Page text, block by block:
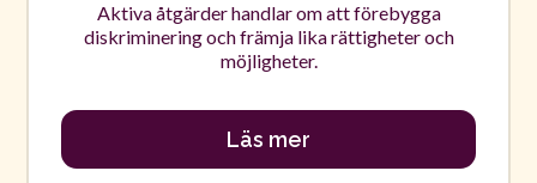
Aktiva åtgärder handlar om att förebygga
diskriminering och främja lika rättigheter och
möjligheter.
Läs mer